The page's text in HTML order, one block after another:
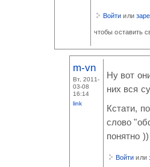
Войти или
чтобы оставить
m-vn
Вт, 2011-
03-08
16:14
link
Ну вот
них вся
Кстати,
слово
понятно ))
Войти или